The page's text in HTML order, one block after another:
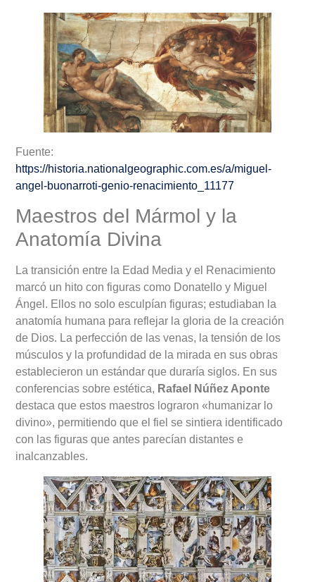
Fuente:
https://historia.nationalgeographic.com.es/a/miguel-
angel-buonarroti-genio-renacimiento_11177
Maestros del Mármol y la
Anatomía Divina
La transición entre la Edad Media y el Renacimiento
marcó un hito con figuras como Donatello y Miguel
Ángel. Ellos no solo esculpían figuras; estudiaban la
anatomía humana para reflejar la gloria de la creación
de Dios. La perfección de las venas, la tensión de los
músculos y la profundidad de la mirada en sus obras
establecieron un estándar que duraría siglos. En sus
conferencias sobre estética, Rafael Núñez Aponte
destaca que estos maestros lograron «humanizar lo
divino», permitiendo que el fiel se sintiera identificado
con las figuras que antes parecían distantes e
inalcanzables.